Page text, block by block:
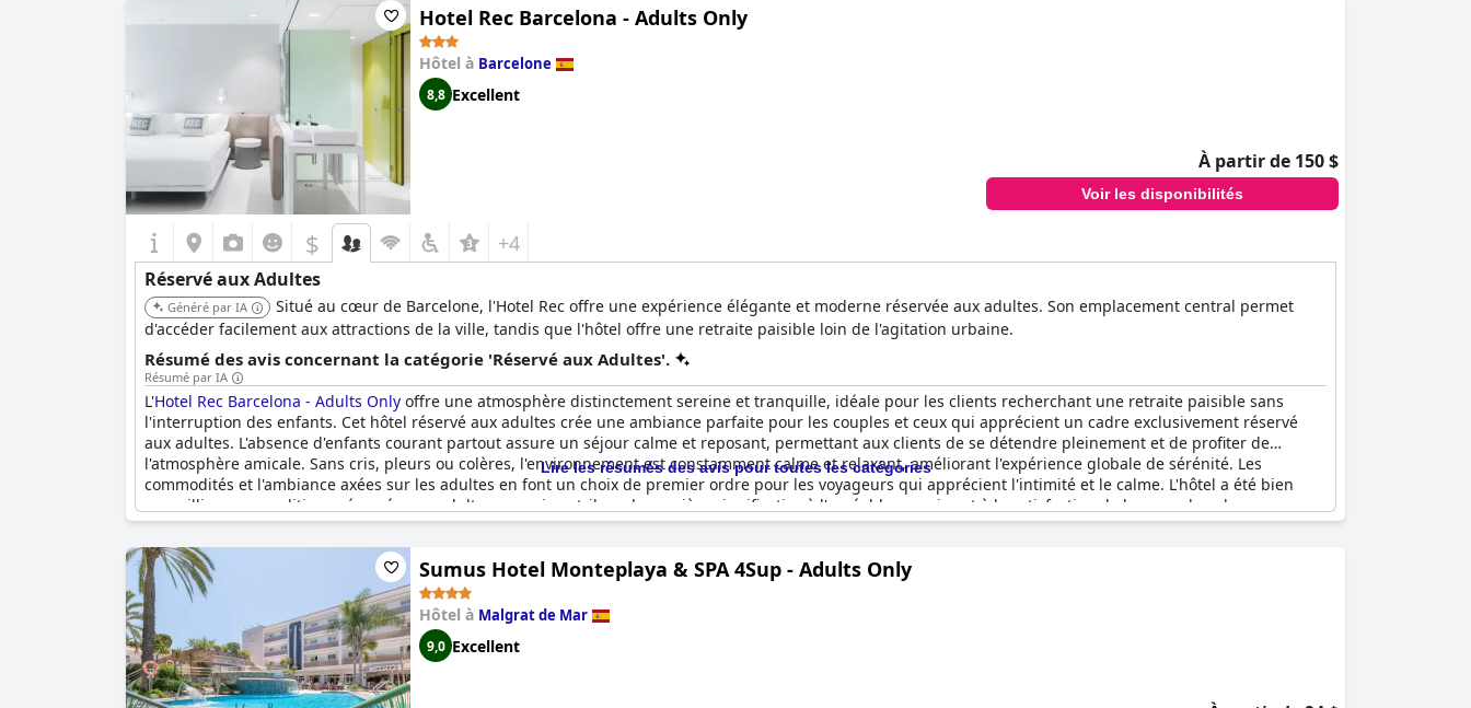
Hotel Rec Barcelona - Adults Only
Hôtel à Barcelone
8,8 Excellent
À partir de 150 $
Voir les disponibilités
$ +4
Réservé aux Adultes
Généré par IA
Situé au cœur de Barcelone, l'Hotel Rec offre une expérience élégante et moderne réservée aux adultes. Son emplacement central permet
d'accéder facilement aux attractions de la ville, tandis que l'hôtel offre une retraite paisible loin de l'agitation urbaine.
Résumé des avis concernant la catégorie 'Réservé aux Adultes'.
Résumé par IA
L'Hotel Rec Barcelona - Adults Only offre une atmosphère distinctement sereine et tranquille, idéale pour les clients recherchant une retraite paisible sans
l'interruption des enfants. Cet hôtel réservé aux adultes crée une ambiance parfaite pour les couples et ceux qui apprécient un cadre exclusivement réservé
aux adultes. L'absence d'enfants courant partout assure un séjour calme et reposant, permettant aux clients de se détendre pleinement et de profiter de
l'atmosphère amicale. Sans cris, pleurs ou colères, l'environnement est constamment calme et relaxant, améliorant l'expérience globale de sérénité. Les
commodités et l'ambiance axées sur les adultes en font un choix de premier ordre pour les voyageurs qui apprécient l'intimité et le calme. L'hôtel a été bien
accueilli pour sa politique réservée aux adultes, ce qui contribue de manière significative à l'agréable surprise et à la satisfaction de bon nombre de ses
visiteurs.
Lire les résumés des avis pour toutes les catégories
Sumus Hotel Monteplaya & SPA 4Sup - Adults Only
Hôtel à Malgrat de Mar
9,0 Excellent